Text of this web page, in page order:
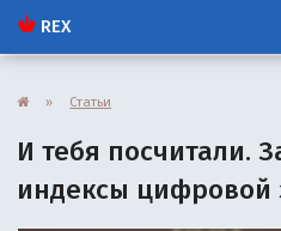
REX
» Статьи
И тебя посчитали.
индексы цифровой